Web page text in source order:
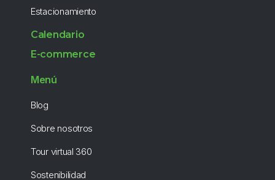
Estacionamiento
Calendario
E-commerce
Menú
Blog
Sobre nosotros
Tour virtual 360
Sostenibilidad